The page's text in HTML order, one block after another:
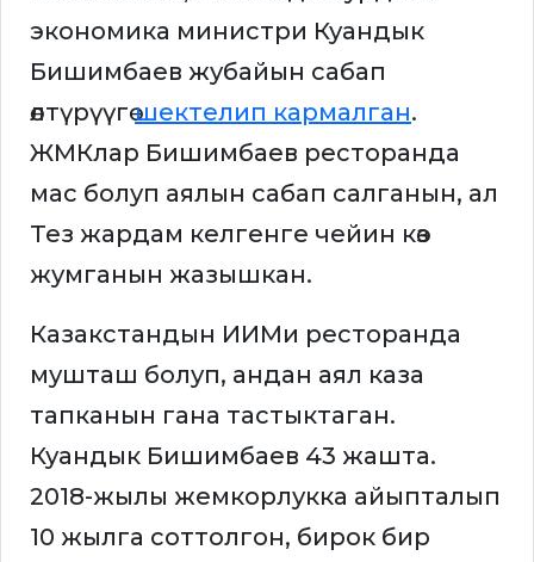
экономика министри Куандык
Бишимбаев жубайын сабап
өлтүрүүгөшектелип кармалган.
ЖМКлар Бишимбаев ресторанда
мас болуп аялын сабап салганын, ал
Тез жардам келгенге чейин көз
жумганын жазышкан.
Казакстандын ИИМи ресторанда
мушташ болуп, андан аял каза
тапканын гана тастыктаган.
Куандык Бишимбаев 43 жашта.
2018-жылы жемкорлукка айыпталып
10 жылга соттолгон, бирок бир